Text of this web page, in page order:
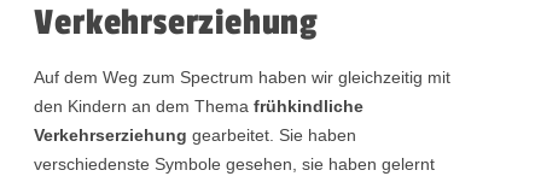
Verkehrserziehung
Auf dem Weg zum Spectrum haben wir gleichzeitig mit
den Kindern an dem Themafrühkindliche
Verkehrserziehung gearbeitet. Sie haben
verschiedenste Symbole gesehen, sie haben gelernt